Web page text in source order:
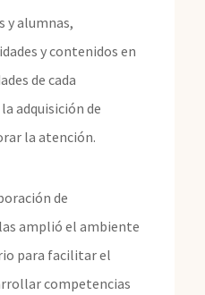
y alumnas,
y contenidos en
de cada
adquisición de
la atención.
de
amplió el ambiente
para facilitar el
competencias